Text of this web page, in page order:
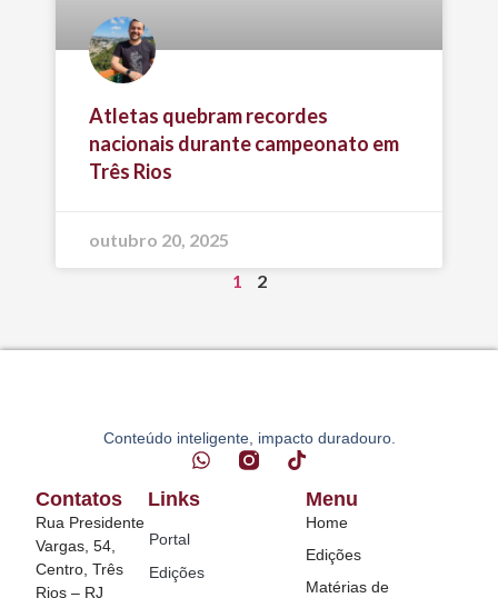
Atletas quebram recordes
nacionais durante campeonato em
Três Rios
outubro 20, 2025
1
2
Conteúdo inteligente, impacto duradouro.
Links
Portal
Edições
Menu
Home
Edições
Matérias de
Contatos
Rua Presidente
Vargas, 54,
Centro, Três
Rios – RJ